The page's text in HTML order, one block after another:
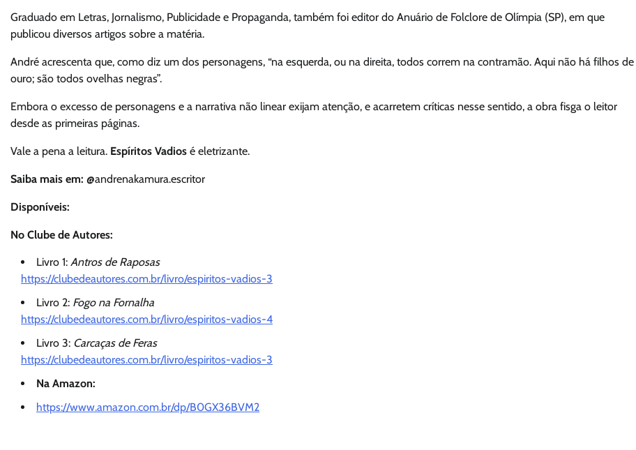
Graduado em Letras, Jornalismo, Publicidade e Propaganda, também foi editor do Anuário de Folclore de Olímpia (SP), em que
publicou diversos artigos sobre a matéria.
André acrescenta que, como diz um dos personagens, “na esquerda, ou na direita, todos correm na contramão. Aqui não há filhos de
ouro; são todos ovelhas negras”.
Embora o excesso de personagens e a narrativa não linear exijam atenção, e acarretem críticas nesse sentido, a obra fisga o leitor
desde as primeiras páginas.
Vale a pena a leitura. Espíritos Vadios é eletrizante.
Saiba mais em: @andrenakamura.escritor
Disponíveis:
No Clube de Autores:
Livro 1: Antros de Raposas
https://clubedeautores.com.br/livro/espiritos-vadios-3
Livro 2: Fogo na Fornalha
https://clubedeautores.com.br/livro/espiritos-vadios-4
Livro 3: Carcaças de Feras
https://clubedeautores.com.br/livro/espiritos-vadios-3
Na Amazon:
https://www.amazon.com.br/dp/B0GX36BVM2